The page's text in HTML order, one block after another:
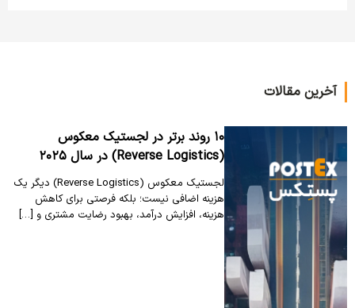
آخرین مقالات
۱۰ روند برتر در لجستیک معکوس
(Reverse Logistics) در سال ۲۰۲۵
لجستیک معکوس (Reverse Logistics) دیگر یک
هزینه اضافی نیست؛ بلکه فرصتی برای کاهش
هزینه، افزایش درآمد، بهبود رضایت مشتری و […]